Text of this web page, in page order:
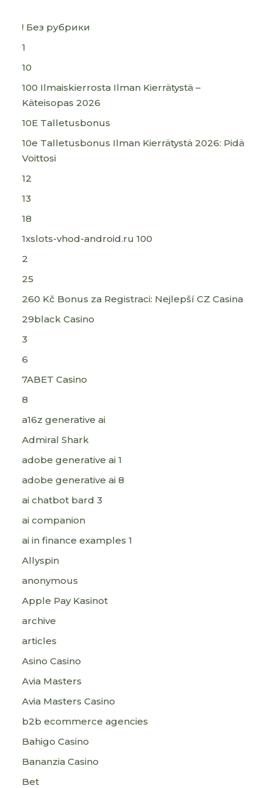
! Без рубрики
1
10
100 Ilmaiskierrosta Ilman Kierrätystä –
Käteisopas 2026
10E Talletusbonus
10e Talletusbonus Ilman Kierrätystä 2026: Pidä
Voittosi
12
13
18
1xslots-vhod-android.ru 100
2
25
260 Kč Bonus za Registraci: Nejlepší CZ Casina
29black Casino
3
6
7ABET Casino
8
a16z generative ai
Admiral Shark
adobe generative ai 1
adobe generative ai 8
ai chatbot bard 3
ai companion
ai in finance examples 1
Allyspin
anonymous
Apple Pay Kasinot
archive
articles
Asino Casino
Avia Masters
Avia Masters Casino
b2b ecommerce agencies
Bahigo Casino
Bananzia Casino
Bet